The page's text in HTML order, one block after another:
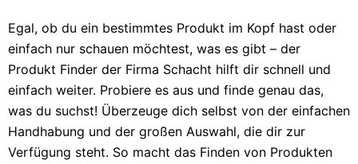
Egal, ob du ein bestimmtes Produkt im Kopf hast oder
einfach nur schauen möchtest, was es gibt – der
Produkt Finder der Firma Schacht hilft dir schnell und
einfach weiter. Probiere es aus und finde genau das,
was du suchst! Überzeuge dich selbst von der einfachen
Handhabung und der großen Auswahl, die dir zur
Verfügung steht. So macht das Finden von Produkten